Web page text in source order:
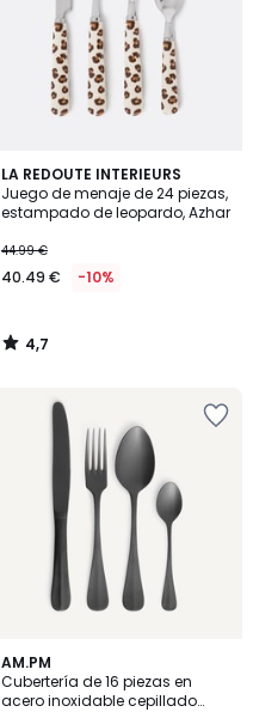
LA REDOUTE INTERIEURS
Juego de menaje de 24 piezas,
estampado de leopardo, Azhar
44.99 €
40.49 € -10%
4,7
/ 5
4,7
/
AM.PM
Cubertería de 16 piezas en
acero inoxidable cepillado